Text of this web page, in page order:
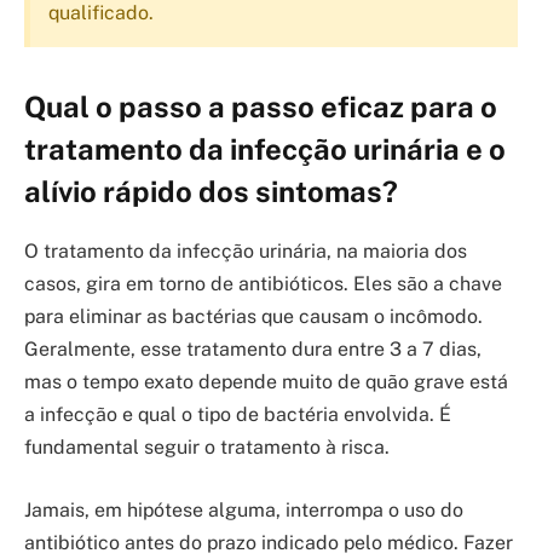
qualificado.
Qual o passo a passo eficaz para o
tratamento da infecção urinária e o
alívio rápido dos sintomas?
O tratamento da infecção urinária, na maioria dos
casos, gira em torno de antibióticos. Eles são a chave
para eliminar as bactérias que causam o incômodo.
Geralmente, esse tratamento dura entre 3 a 7 dias,
mas o tempo exato depende muito de quão grave está
a infecção e qual o tipo de bactéria envolvida. É
fundamental seguir o tratamento à risca.
Jamais, em hipótese alguma, interrompa o uso do
antibiótico antes do prazo indicado pelo médico. Fazer